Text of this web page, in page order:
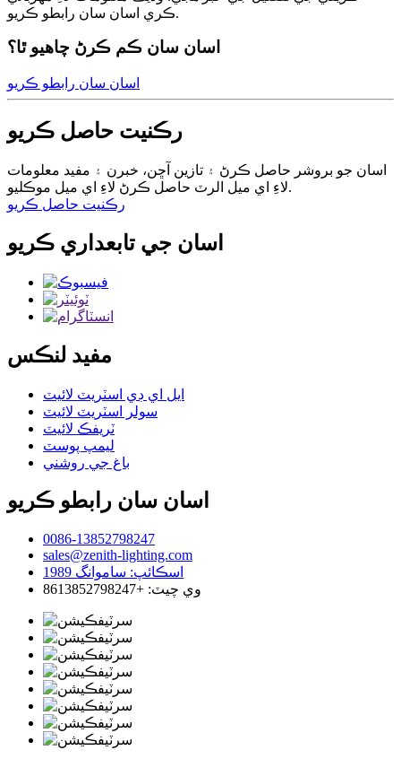
ڪري اسان سان رابطو ڪريو.
اسان سان ڪم ڪرڻ چاهيو ٿا؟
اسان سان رابطو ڪريو
رڪنيت حاصل ڪريو
اسان جو بروشر حاصل ڪرڻ ۽ تازين آڇن، خبرن ۽ مفيد معلومات
لاءِ اي ميل الرٽ حاصل ڪرڻ لاءِ اي ميل موڪليو.
رڪنيت حاصل ڪريو
اسان جي تابعداري ڪريو
مفيد لنڪس
ايل اي ڊي اسٽريٽ لائيٽ
سولر اسٽريٽ لائيٽ
ٽريفڪ لائيٽ
ليمپ پوسٽ
باغ جي روشني
اسان سان رابطو ڪريو
0086-13852798247
sales@zenith-lighting.com
اسڪائپ: ساموانگ 1989
وي چيٽ: +8613852798247